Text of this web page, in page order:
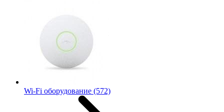
Wi-Fi оборудование (572)